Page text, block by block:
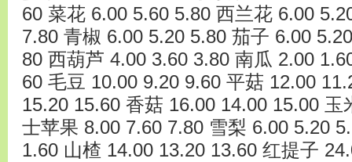
60 菜花 6.00 5.60 5.80 西兰花 6.00
7.80 青椒 6.00 5.20 5.80 茄子 6.00
80 西葫芦 4.00 3.60 3.80 南瓜 2.00
60 毛豆 10.00 9.20 9.60 平菇 12.00
15.20 15.60 香菇 16.00 14.00 15.00
士苹果 8.00 7.60 7.80 雪梨 6.00 5.20
1.60 山楂 14.00 13.20 13.60 红提子